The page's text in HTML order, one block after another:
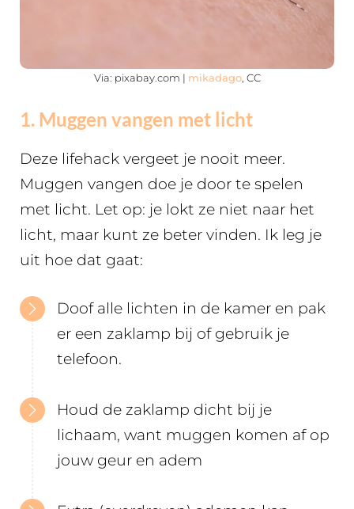
Via: pixabay.com | mikadago, CC
1. Muggen vangen met licht
Deze lifehack vergeet je nooit meer.
Muggen vangen doe je door te spelen
met licht. Let op: je lokt ze niet naar het
licht, maar kunt ze beter vinden. Ik leg je
uit hoe dat gaat:
Doof alle lichten in de kamer en pak
er een zaklamp bij of gebruik je
telefoon.
Houd de zaklamp dicht bij je
lichaam, want muggen komen af op
jouw geur en adem